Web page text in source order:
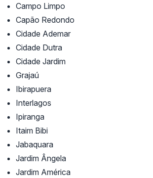
Campo Limpo
Capão Redondo
Cidade Ademar
Cidade Dutra
Cidade Jardim
Grajaú
Ibirapuera
Interlagos
Ipiranga
Itaim Bibi
Jabaquara
Jardim Ângela
Jardim América